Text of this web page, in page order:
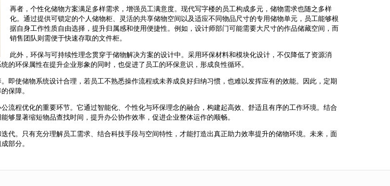
再者，个性化储物方案满足多样需求，增强员工满意度。现代写字楼的员工构成多元，储物需求也随之多样
化。通过提供可锁定的个人储物柜、灵活的共享储物空间以及适应不同物品尺寸的专用储物单元，员工能够根
据自身工作性质自由选择，提升归属感和使用便捷性。例如，设计师部门可能需要大尺寸的作品储藏空间，而
销售团队则需便于快速存取的文件柜。
此外，环保与可持续性理念贯穿于储物解决方案的设计中。采用环保材料和模块化设计，不仅降低了资源消
环保属性在提升企业形象的同时，也促进了员工的环保意识，形成良性循环。
即使储物系统设计合理，若员工不熟悉操作流程或未养成良好归纳习惯，也难以发挥应有的效能。因此，定期
保障。
流程优化的重要环节。它通过智能化、个性化与环保理念的融合，构建起高效、舒适且有序的工作环境。结合
显著缩短物品查找时间，提升办公协作效率，促进企业整体运作的顺畅。
代。只有充分理解员工需求、结合科技手段与空间特性，才能打造出真正助力效率提升的储物环境。未来，面
部分。